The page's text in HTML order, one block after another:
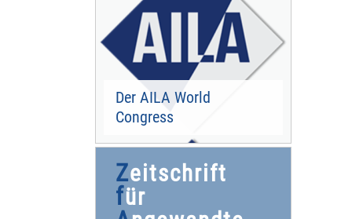
Der AILA World
Congress
Zeitschrift
für